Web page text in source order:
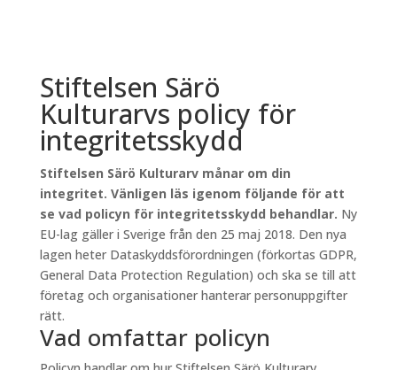
Stiftelsen Särö
Kulturarvs policy för
integritetsskydd
Stiftelsen Särö Kulturarv månar om din
integritet. Vänligen läs igenom följande för att
se vad policyn för integritetsskydd behandlar. Ny
EU-lag gäller i Sverige från den 25 maj 2018. Den nya
lagen heter Dataskyddsförordningen (förkortas GDPR,
General Data Protection Regulation) och ska se till att
företag och organisationer hanterar personuppgifter
rätt.
Vad omfattar policyn